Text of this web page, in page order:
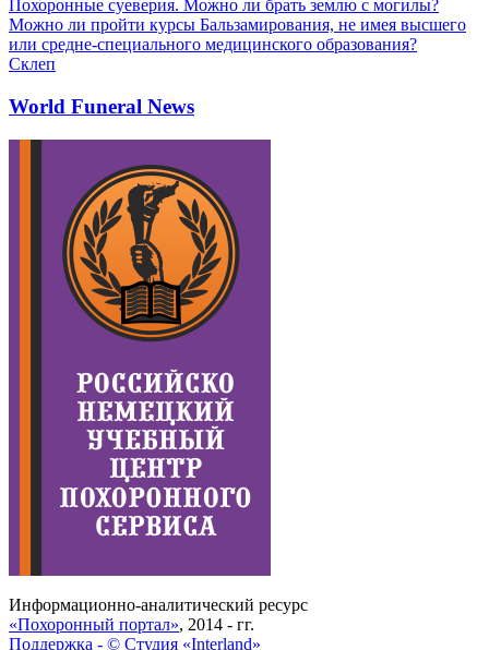
Похоронные суеверия. Можно ли брать землю с могилы?
Можно ли пройти курсы Бальзамирования, не имея высшего
или средне-специального медицинского образования?
Склеп
World Funeral News
Информационно-аналитический ресурс
«Похоронный портал», 2014 - гг.
Поддержка - © Cтудия «Interland»